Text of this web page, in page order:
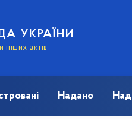
УКРАЇНИ
актів
Надано